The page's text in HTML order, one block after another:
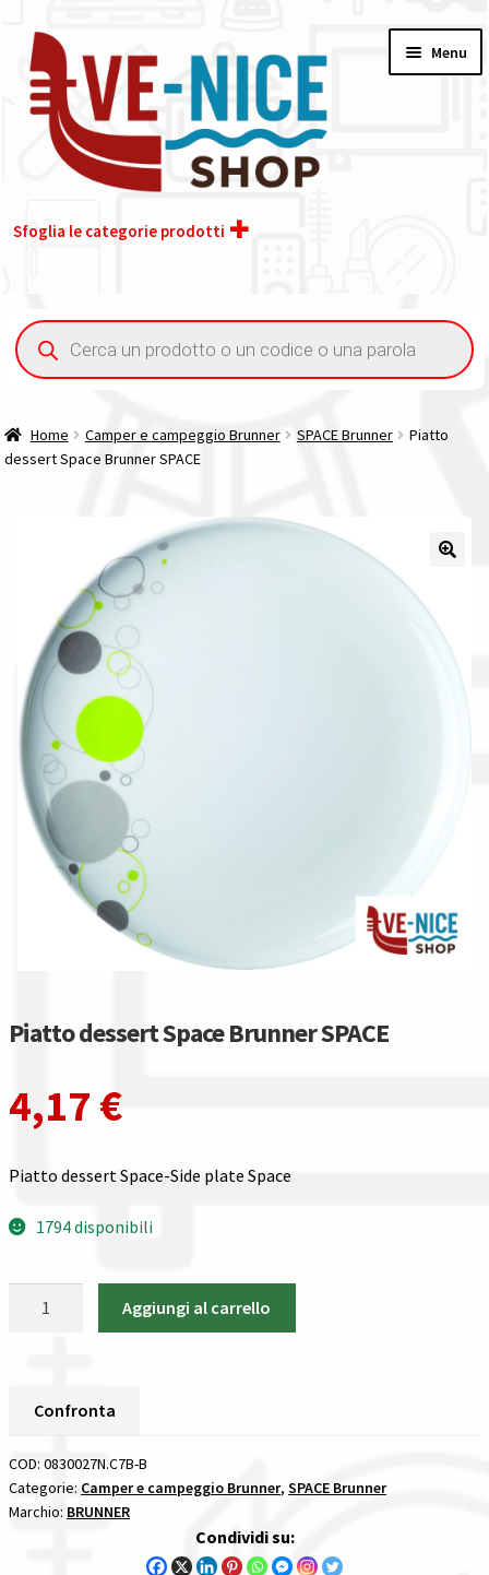
alla
navigazione
contenuto
Menu
Sfoglia le categorie prodotti
Acquisto iva 4% (agevolata)
Contatti
Il nostro gruppo acquisti
La nostra azienda
Condizioni generali
Acquisti in rete pubblica amministrazione
Assicurazione integrativa Garanzia3
Bonus fiscali 2025
Diritto di recesso
Garanzia del produttore
Guida all’utilizzo del sito
Pagamenti
Confronta
I nostri negozi
Spedizioni in italia
Tutte le categorie dei prodotti
Ricerca
prodotti
Home Camper e campeggio Brunner SPACE Brunner
Piatto
dessert Space Brunner SPACE
Piatto dessert Space Brunner SPACE
4,17 €
Piatto dessert Space-Side plate Space
1794 disponibili
SPACE
Aggiungi al carrello
Confronta
COD: 0830027N.C7B-B
Categorie: Camper e campeggio Brunner, SPACE Brunner
Marchio: BRUNNER
Condividi su: